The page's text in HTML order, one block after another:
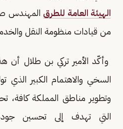
الهيئة العامة للطرق المهندس
من قيادات منظومة النقل
وأكّد الأمير تركي بن طلال أن
السخي والاهتمام الكبير الذي
التي تهدف إلى تحسين جودة